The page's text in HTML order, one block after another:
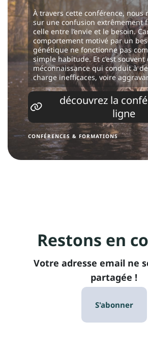
À travers cette conférence, nous
sur une confusion extrêmement
celle entre l’envie et le besoin.
comportement motivé par un
génétique ne fonctionne pas
simple habitude. Et c’est souvent
méconnaissance qui conduit à
charge inefficaces, voire
découvrez la
ligne
CONFÉRENCES & FORMATIONS
Restons en
Votre adresse email ne
partagée !
S'abonner